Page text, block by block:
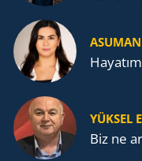
YÜKSEL
Biz ne